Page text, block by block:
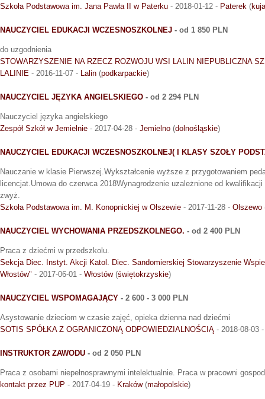
Szkoła Podstawowa im. Jana Pawła II w Paterku - 2018-01-12 - Paterek (
NAUCZYCIEL EDUKACJI WCZESNOSZKOLNEJ - od 1 850 PLN
do uzgodnienia
STOWARZYSZENIE NA RZECZ ROZWOJU WSI LALIN NIEPUBLICZNA
LALINIE - 2016-11-07 - Lalin (podkarpackie)
NAUCZYCIEL JĘZYKA ANGIELSKIEGO - od 2 294 PLN
Nauczyciel języka angielskiego
Zespół Szkół w Jemielnie - 2017-04-28 - Jemielno (dolnośląskie)
NAUCZYCIEL EDUKACJI WCZESNOSZKOLNEJ( I KLASY SZOŁY
Nauczanie w klasie Pierwszej.Wykształcenie wyższe z przygotowaniem
licencjat.Umowa do czerwca 2018Wynagrodzenie uzależnione od
zwyż.
Szkoła Podstawowa im. M. Konopnickiej w Olszewie - 2017-11-28 - Olszewo
NAUCZYCIEL WYCHOWANIA PRZEDSZKOLNEGO. - od 2 400 PLN
Praca z dziećmi w przedszkolu.
Sekcja Diec. Instyt. Akcji Katol. Diec. Sandomierskiej Stowarzyszenie
Włostów" - 2017-06-01 - Włostów(świętokrzyskie)
NAUCZYCIEL WSPOMAGAJĄCY - 2 600 - 3 000 PLN
Asystowanie dzieciom w czasie zajęć, opieka dzienna nad dziećmi
SOTIS SPÓŁKA Z OGRANICZONĄ ODPOWIEDZIALNOŚCIĄ - 2018-08-03
INSTRUKTOR ZAWODU - od 2 050 PLN
Praca z osobami niepełnosprawnymi intelektualnie. Praca w pracowni
kontakt przez PUP - 2017-04-19 - Kraków(małopolskie)